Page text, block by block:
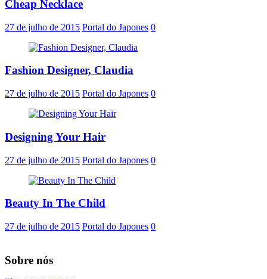
Cheap Necklace
27 de julho de 2015 Portal do Japones 0
Fashion Designer, Claudia
27 de julho de 2015 Portal do Japones 0
Designing Your Hair
27 de julho de 2015 Portal do Japones 0
Beauty In The Child
27 de julho de 2015 Portal do Japones 0
Sobre nós